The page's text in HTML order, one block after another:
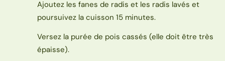
Ajoutez les fanes de radis et les radis lavés et
poursuivez la cuisson 15 minutes.
Versez la purée de pois cassés (elle doit être très
épaisse).